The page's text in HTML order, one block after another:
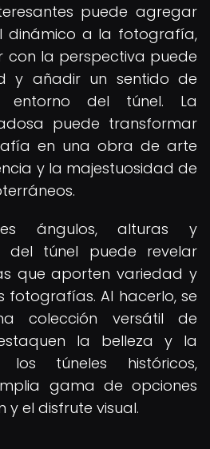
puede agregar
dinámico a la fotografía,
con la perspectiva puede
y añadir un sentido de
entorno del túnel. La
puede transformar
en una obra de arte
y la majestuosidad de
ángulos, alturas y
del túnel puede revelar
que aporten variedad y
fotografías. Al hacerlo, se
colección versátil de
la belleza y la
túneles históricos,
gama de opciones
el disfrute visual.